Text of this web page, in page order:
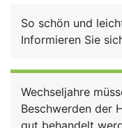
News
Rubriken
So schön und
Informieren Sie
Wechseljahre
Beschwerden der
gut behandelt